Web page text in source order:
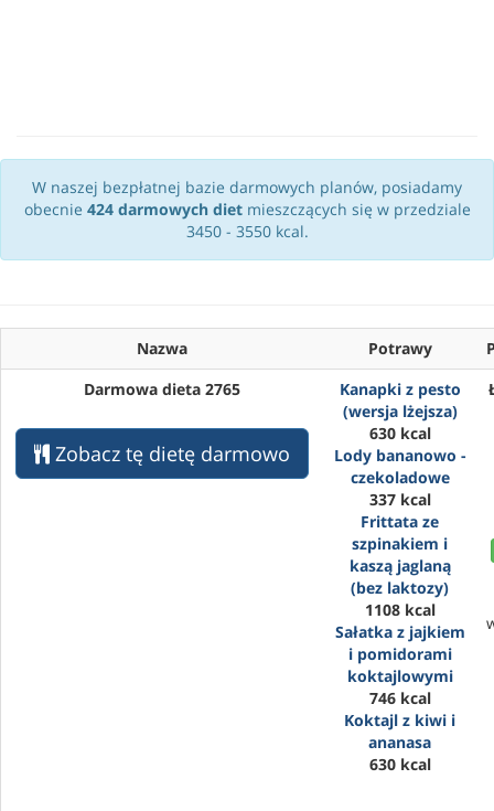
W naszej bezpłatnej bazie darmowych planów, posiadamy
obecnie 424 darmowych dietmieszczących się w przedziale
3450 - 3550 kcal.
Nazwa Potrawy
Darmowa dieta 2765
Zobacz tę dietę darmowo
Kanapki z pesto
(wersja lżejsza)
630 kcal
Lody bananowo -
czekoladowe
337 kcal
Frittata ze
szpinakiem i
kaszą jaglaną
(bez laktozy)
1108 kcal
Sałatka z jajkiem
i pomidorami
koktajlowymi
746 kcal
Koktajl z kiwi i
ananasa
630 kcal